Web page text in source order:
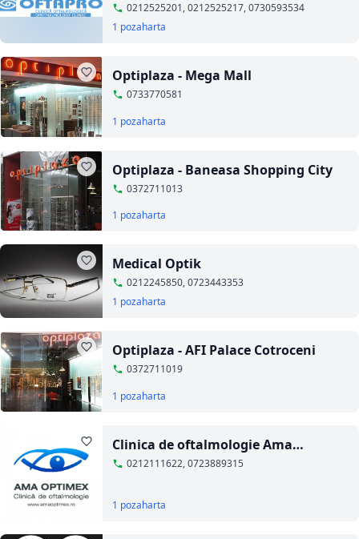
0212525201, 0212525217, 0730593534
1 pozaharta
Optiplaza - Mega Mall
0733770581
1 pozaharta
Optiplaza - Baneasa Shopping City
0372711013
1 pozaharta
Medical Optik
0212245850, 0723443353
1 pozaharta
Optiplaza - AFI Palace Cotroceni
0372711019
1 pozaharta
Clinica de oftalmologie Ama
Optimex
0212111622, 0723889315
1 pozaharta